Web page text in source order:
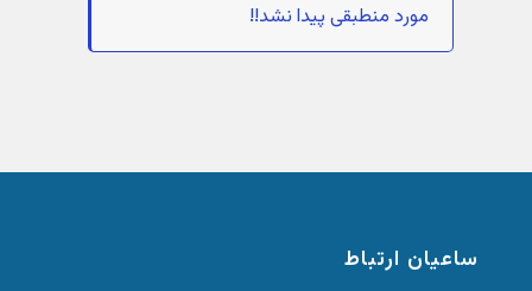
مورد منطبقی پیدا نشد!!
ساعیان ارتباط